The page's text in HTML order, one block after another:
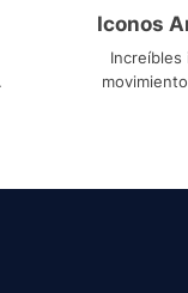
Iconos
Increíbles